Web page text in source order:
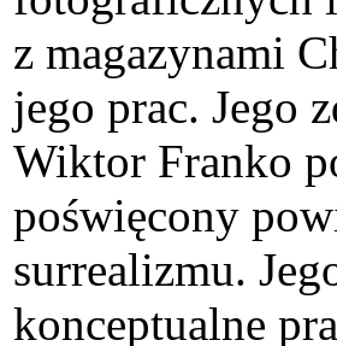
z magazynami
jego prac. Jego
Wiktor Franko
poświęcony
surrealizmu.
konceptualne